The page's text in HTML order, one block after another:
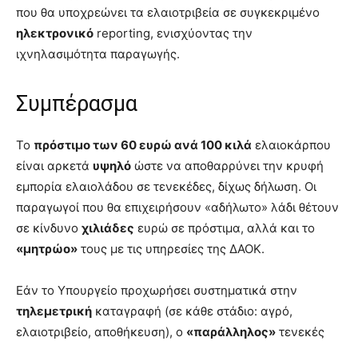
που θα υποχρεώνει τα ελαιοτριβεία σε συγκεκριμένο
ηλεκτρονικό reporting, ενισχύοντας την
ιχνηλασιμότητα παραγωγής.
Συμπέρασμα
Το πρόστιμο των 60 ευρώ ανά 100 κιλά ελαιοκάρπου
είναι αρκετά υψηλό ώστε να αποθαρρύνει την κρυφή
εμπορία ελαιολάδου σε τενεκέδες, δίχως δήλωση. Οι
παραγωγοί που θα επιχειρήσουν «αδήλωτο» λάδι θέτουν
σε κίνδυνο χιλιάδες ευρώ σε πρόστιμα, αλλά και το
«μητρώο» τους με τις υπηρεσίες της ΔΑΟΚ.
Εάν το Υπουργείο προχωρήσει συστηματικά στην
τηλεμετρική καταγραφή (σε κάθε στάδιο: αγρό,
ελαιοτριβείο, αποθήκευση), ο «παράλληλος» τενεκές